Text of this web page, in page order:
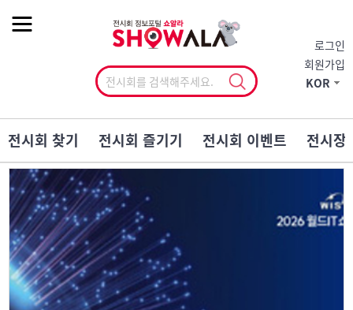
로그인
회원가입
KOR
전시회 찾기 전시회 즐기기 전시회 이벤트 전시장